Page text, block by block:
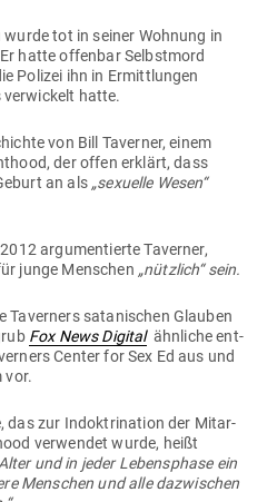
wurde tot in seiner Wohnung in
hatte offenbar Selbstmord
Polizei ihn in Ermitt­lungen
hatte.
von Bill Taverner, einem
der offen erklärt, dass
an als „sexuelle Wesen“
argu­men­tierte Taverner,
junge Men­schen „nützlich“ sein.
Taverners sata­ni­schen Glauben
Fox News Digitalähn­liche ent­
Center for Sex Ed aus und
vor.
das zur Indok­tri­nation der Mit­ar­
ver­wendet wurde, heißt
und in jeder Lebens­phase ein
Men­schen und alle dazwi­schen